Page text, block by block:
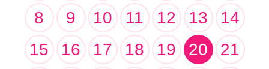
8
9 10 11 12 13
14
15
16 17 18 19 20
21